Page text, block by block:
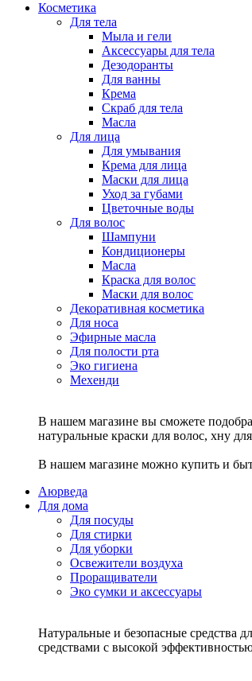
Косметика
Для тела
Мыла и гели
Аксессуары для тела
Дезодоранты
Для ванны
Крема
Скраб для тела
Масла
Для лица
Для умывания
Крема для лица
Маски для лица
Уход за губами
Цветочные воды
Для волос
Шампуни
Кондиционеры
Масла
Краска для волос
Маски для волос
Декоративная косметика
Для носа
Эфирные масла
Для полости рта
Эко гигиена
Мехенди
В нашем магазине вы сможете
натуральные краски для волос, хну
В нашем магазине можно купить и
Аюрведа
Для дома
Для посуды
Для стирки
Для уборки
Освежители воздуха
Проращиватели
Эко сумки и аксессуары
Натуральные и безопасные средства
средствами с высокой